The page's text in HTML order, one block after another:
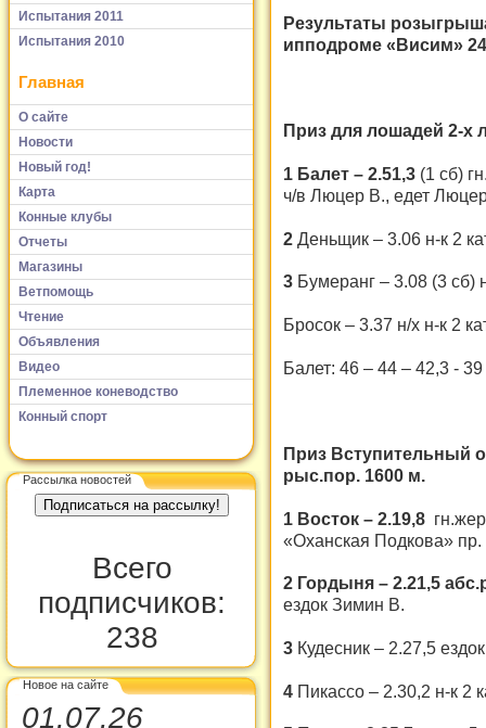
Испытания 2011
Испытания 2010
Главная
О сайте
Новости
Новый год!
Карта
Конные клубы
Отчеты
Магазины
Ветпомощь
Чтение
Объявления
Видео
Племенное коневодство
Конный спорт
Рассылка новостей
Всего
подписчиков:
238
Новое на сайте
01.07.26
Результаты
ипподроме «Висим»
Приз для лошадей 2-х
1 Балет – 2.51,3 (1 сб)
ч/в Люцер В., едет
2 Деньщик – 3.06 н-к 2
3 Бумеранг – 3.08 (3 сб)
Бросок – 3.37 н/х н-к 2
Балет: 46 – 44 – 42,3 - 39
Приз Вступительный
рыс.пор. 1600 м.
1 Восток – 2.19,8
«Оханская Подкова»
2 Гордыня – 2.21,5
ездок Зимин В.
3 Кудесник – 2.27,5
4 Пикассо – 2.30,2 н-к 2